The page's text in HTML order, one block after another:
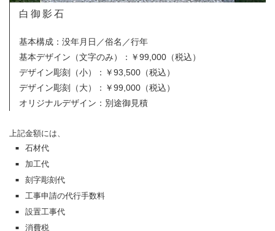
白御影石
基本構成：没年月日／俗名／行年
基本デザイン（文字のみ）
：￥99,000（税込）
デザイン彫刻（小）：￥93,500（税込）
デザイン彫刻（大）：￥99,000（税込）
オリジナルデザイン：別途御見積
上記金額には、
■ 石材代
■ 加工代
■ 刻字彫刻代
■ 工事申請の代行手数料
■ 設置工事代
■ 消費税